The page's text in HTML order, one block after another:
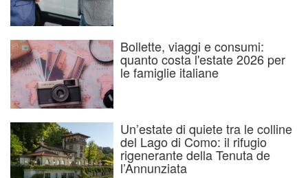
Bollette, viaggi e consumi:
quanto costa l'estate 2026 per
le famiglie italiane
Un’estate di quiete tra le colline
del Lago di Como: il rifugio
rigenerante della Tenuta de
l’Annunziata